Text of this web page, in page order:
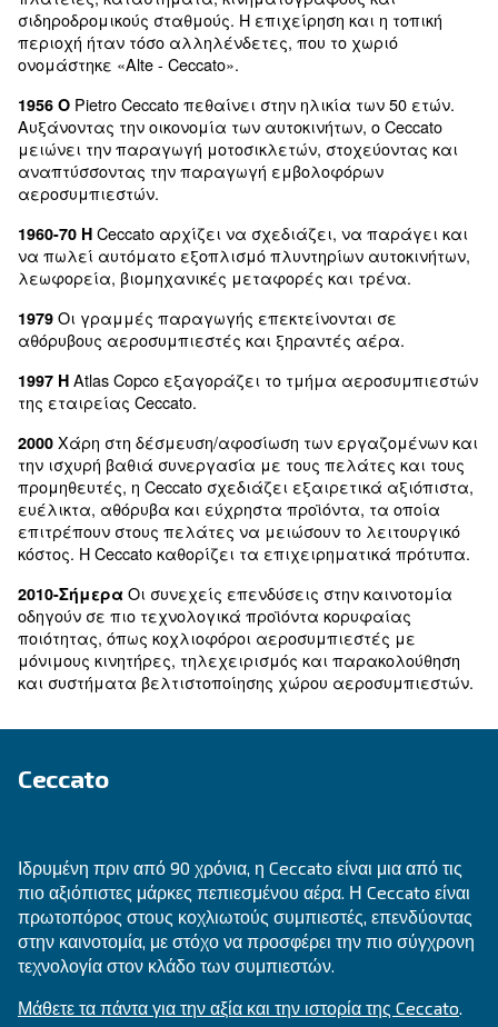
1948 Ο Pietro Ceccato εγκαινιάζει μια
τεχνικού σχεδίου με στόχοτην ενίσχυση της
γνώσης και της μάθησης των εργαζομένων του
μιας εταιρείας. Οι τεχνικοί και οι επόπτες
τις γνώσεις τους δωρεάν, γίνονται οι
μελλοντικών τεχνικών σχεδιαστών, ξυλουργών,
μηχανικών τόρνων και μηχανικών συντήρησης.
έγινε πρωτοπόρος στην ανταλλαγή γνώσεων.
1951-56 ΟPietro Ceccato ακολουθεί αυτό το έργο
το λεγόμενο «χωριό εργασίας». Η αγροτική
από την εταιρεία έχει αυξηθεί σε δρόμους,
πλατείες, καταστήματα, κινηματογράφους και
σιδηροδρομικούς σταθμούς. Η επιχείρηση και η
περιοχή ήταν τόσο αλληλένδετες, που το χωριό
1956 ΟPietro Ceccato πεθαίνει στην ηλικία των
Αυξάνοντας την οικονομία των αυτοκινήτων, ο
μειώνει την παραγωγή μοτοσικλετών,
αναπτύσσοντας την παραγωγή εμβολοφόρων
αεροσυμπιεστών.
1960-70 ΗCeccato αρχίζει να σχεδιάζει, να
να πωλεί αυτόματο εξοπλισμό πλυντηρίων
λεωφορεία, βιομηχανικές μεταφορές και
αθόρυβους αεροσυμπιεστές και ξηραντές
2000Χάρη στη δέσμευση/αφοσίωση των
την ισχυρή βαθιά συνεργασία με τους πελάτες
προμηθευτές, η Ceccato σχεδιάζει εξαιρετικά
ευέλικτα, αθόρυβα και εύχρηστα προϊόντα, τα
επιτρέπουν στους πελάτες να μειώσουν το